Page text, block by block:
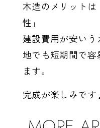
木造のメリット
性」
建設費用が安い
地でも短期間で
ます。
完成が楽しみで